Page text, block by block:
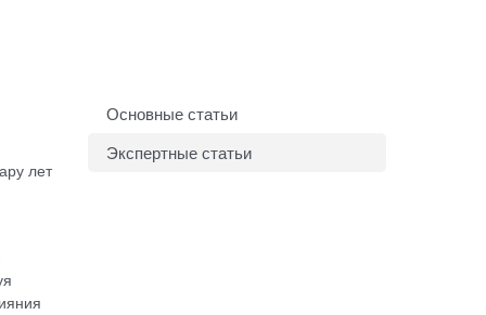
лет
Основные статьи
Экспертные статьи